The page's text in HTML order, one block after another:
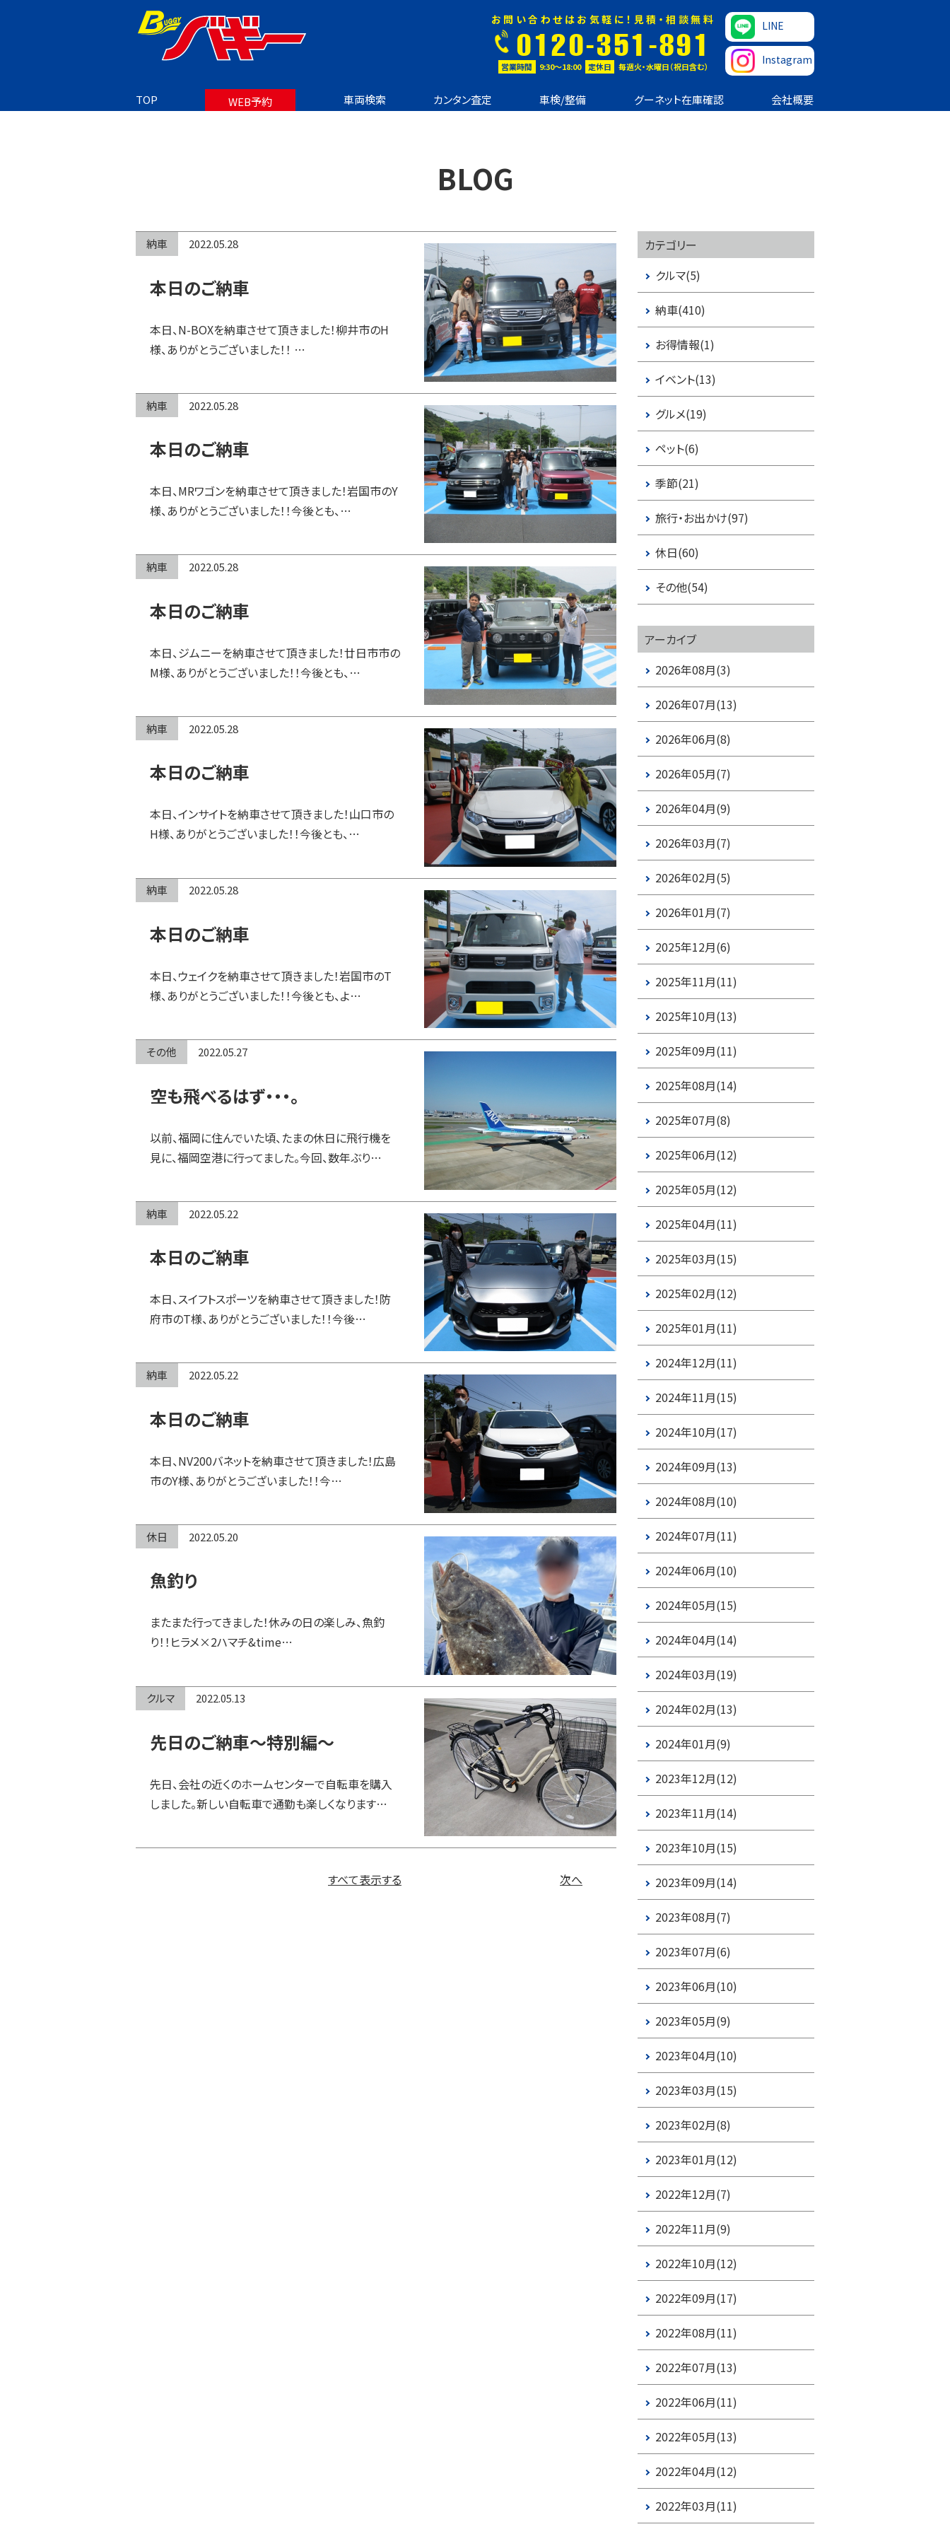
お問い合わせはお気軽に！見積・相談無料
0120-351-891
営業時間 9:30〜18:00 定休日 毎週火・水曜日（祝日含む）
TOP WEB予約 車両検索 カンタン査定 車検/整備 グーネット在庫確認 会社概要
LINE
Instagram
BLOG
納車 2022.05.28
本日のご納車
本日、N-BOXを納車させて頂きました！柳井市のH
様、ありがとうございました！！ …
納車 2022.05.28
本日のご納車
本日、MRワゴンを納車させて頂きました！岩国市のY
様、ありがとうございました！！今後とも、…
納車 2022.05.28
本日のご納車
本日、ジムニーを納車させて頂きました！廿日市市の
M様、ありがとうございました！！今後とも、…
納車 2022.05.28
本日のご納車
本日、インサイトを納車させて頂きました！山口市の
H様、ありがとうございました！！今後とも、…
納車 2022.05.28
本日のご納車
本日、ウェイクを納車させて頂きました！岩国市のT
様、ありがとうございました！！今後とも、よ…
その他 2022.05.27
空も飛べるはず・・・。
以前、福岡に住んでいた頃、たまの休日に飛行機を
見に、福岡空港に行ってました。今回、数年ぶり…
納車 2022.05.22
本日のご納車
本日、スイフトスポーツを納車させて頂きました！防
府市のT様、ありがとうございました！！今後…
納車 2022.05.22
本日のご納車
本日、NV200バネットを納車させて頂きました！広島
市のY様、ありがとうございました！！今…
休日 2022.05.20
魚釣り
またまた行ってきました！休みの日の楽しみ、魚釣
り！！ヒラメ×2ハマチ&time…
クルマ 2022.05.13
先日のご納車～特別編～
先日、会社の近くのホームセンターで自転車を購入
しました。新しい自転車で通勤も楽しくなります…
すべて表示する 次へ
カテゴリー
クルマ(5)
納車(410)
お得情報(1)
イベント(13)
グルメ(19)
ペット(6)
季節(21)
旅行・お出かけ(97)
休日(60)
その他(54)
アーカイブ
2026年08月(3)
2026年07月(13)
2026年06月(8)
2026年05月(7)
2026年04月(9)
2026年03月(7)
2026年02月(5)
2026年01月(7)
2025年12月(6)
2025年11月(11)
2025年10月(13)
2025年09月(11)
2025年08月(14)
2025年07月(8)
2025年06月(12)
2025年05月(12)
2025年04月(11)
2025年03月(15)
2025年02月(12)
2025年01月(11)
2024年12月(11)
2024年11月(15)
2024年10月(17)
2024年09月(13)
2024年08月(10)
2024年07月(11)
2024年06月(10)
2024年05月(15)
2024年04月(14)
2024年03月(19)
2024年02月(13)
2024年01月(9)
2023年12月(12)
2023年11月(14)
2023年10月(15)
2023年09月(14)
2023年08月(7)
2023年07月(6)
2023年06月(10)
2023年05月(9)
2023年04月(10)
2023年03月(15)
2023年02月(8)
2023年01月(12)
2022年12月(7)
2022年11月(9)
2022年10月(12)
2022年09月(17)
2022年08月(11)
2022年07月(13)
2022年06月(11)
2022年05月(13)
2022年04月(12)
2022年03月(11)